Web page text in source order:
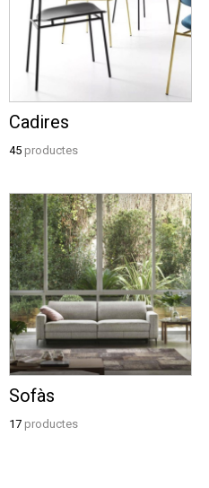
Cadires
45 productes
Sofàs
17 productes